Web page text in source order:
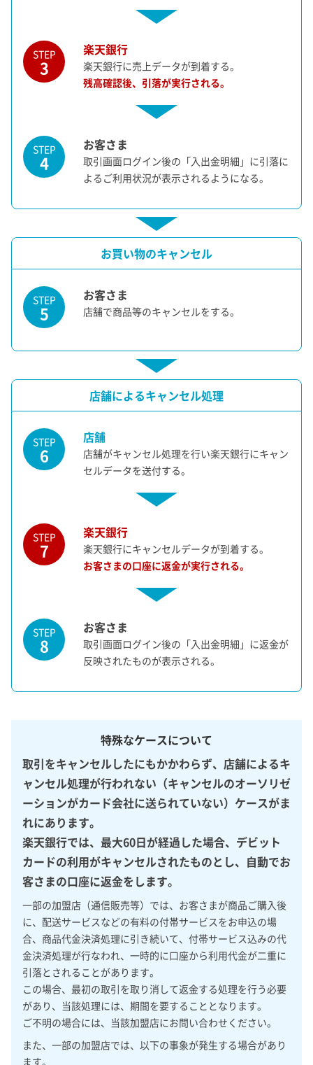
STEP
3
楽天銀行
楽天銀行に売上データが到着する。
残高確認後、引落が実行される。
STEP
4
お客さま
取引画面ログイン後の「入出金明細」に引落に
よるご利用状況が表示されるようになる。
お買い物のキャンセル
STEP
5
お客さま
店舗で商品等のキャンセルをする。
店舗によるキャンセル処理
STEP
6
店舗
店舗がキャンセル処理を行い楽天銀行にキャン
セルデータを送付する。
STEP
7
楽天銀行
楽天銀行にキャンセルデータが到着する。
お客さまの口座に返金が実行される。
STEP
8
お客さま
取引画面ログイン後の「入出金明細」に返金が
反映されたものが表示される。
特殊なケースについて
取引をキャンセルしたにもかかわらず、店舗によるキ
ャンセル処理が行われない（キャンセルのオーソリゼ
ーションがカード会社に送られていない）ケースがま
れにあります。
楽天銀行では、最大60日が経過した場合、デビット
カードの利用がキャンセルされたものとし、自動でお
客さまの口座に返金をします。
一部の加盟店（通信販売等）では、お客さまが商品ご購入後
に、配送サービスなどの有料の付帯サービスをお申込の場
合、商品代金決済処理に引き続いて、付帯サービス込みの代
金決済処理が行なわれ、一時的に口座から利用代金が二重に
引落とされることがあります。
この場合、最初の取引を取り消して返金する処理を行う必要
があり、当該処理には、期間を要することとなります。
ご不明の場合には、当該加盟店にお問い合わせください。
また、一部の加盟店では、以下の事象が発生する場合があり
ます。